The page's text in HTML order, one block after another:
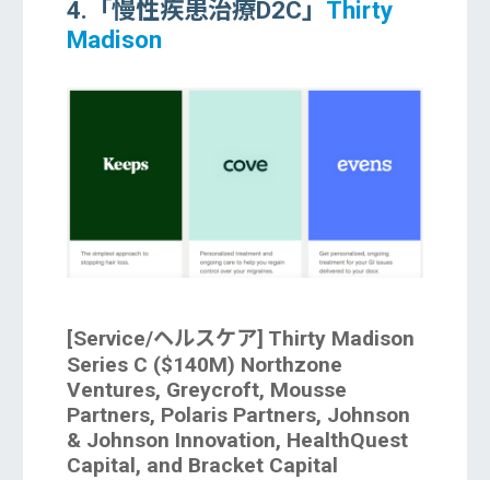
4.「慢性疾患治療D2C」 Thirty
Madison
[Service/ヘルスケア] Thirty Madison
Series C ($140M) Northzone
Ventures, Greycroft, Mousse
Partners, Polaris Partners, Johnson
& Johnson Innovation, HealthQuest
Capital, and Bracket Capital